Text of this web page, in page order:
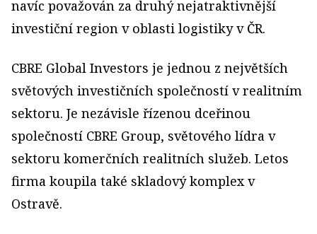
navíc považován za druhý nejatraktivnější
investiční region v oblasti logistiky v ČR.
CBRE Global Investors je jednou z největších
světových investičních společností v realitním
sektoru. Je nezávisle řízenou dceřinou
společností CBRE Group, světového lídra v
sektoru komerčních realitních služeb. Letos
firma koupila také skladový komplex v
Ostravě.